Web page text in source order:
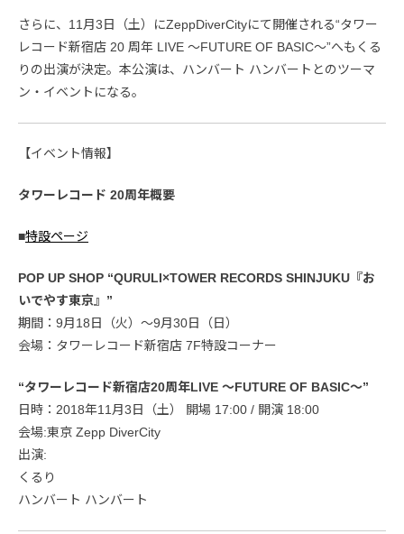
さらに、11月3日（土）にZeppDiverCityにて開催される“タワー
レコード新宿店 20 周年 LIVE 〜FUTURE OF BASIC〜”へもくる
りの出演が決定。本公演は、ハンバート ハンバートとのツーマ
ン・イベントになる。
【イベント情報】
タワーレコード 20周年概要
■特設ページ
POP UP SHOP “QURULI×TOWER RECORDS SHINJUKU『お
いでやす東京』”
期間：9月18日（火）〜9月30日（日）
会場：タワーレコード新宿店 7F特設コーナー
“タワーレコード新宿店20周年LIVE 〜FUTURE OF BASIC〜”
日時：2018年11月3日（土） 開場 17:00 / 開演 18:00
会場:東京 Zepp DiverCity
出演:
くるり
ハンバート ハンバート